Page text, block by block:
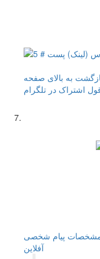
به بالای صفحه
اشتراک در تلگرام
پیام شخصی
آفلاين